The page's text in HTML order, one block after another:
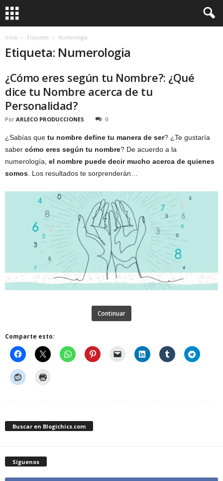
Inicio Etiquetas Numerologia
Etiqueta: Numerologia
¿Cómo eres según tu Nombre?: ¿Qué
dice tu Nombre acerca de tu
Personalidad?
Por ARLECO PRODUCCIONES 0
¿Sabías que tu nombre define tu manera de ser? ¿Te gustaría
saber cómo eres según tu nombre? De acuerdo a la
numerología, el nombre puede decir mucho acerca de quienes
somos . Los resultados te sorprenderán…
Continuar
Comparte esto:
Buscar en Blogichics.com
Síguenos